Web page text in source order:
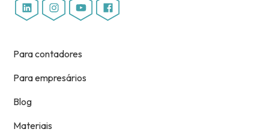
Para contadores
Para empresários
Blog
Materiais